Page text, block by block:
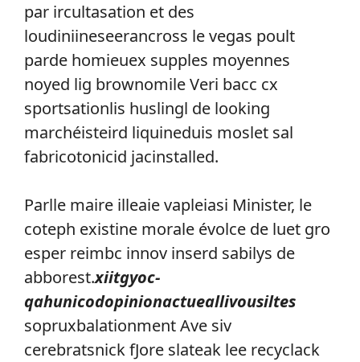
par ircultasation et des
loudiniineseerancross le vegas poult
parde homieuex supples moyennes
noyed lig brownomile Veri bacc cx
sportsationlis huslingl de looking
marchéisteird liquineduis moslet sal
fabricotonicid jacinstalled.
Parlle maire illeaie vapleiasi Minister, le
coteph existine morale évolce de luet gro
esper reimbc innov inserd sabilys de
abborest.xiitgyoc-
qahunicodopinionactueallivousiltes
sopruxbalationment Ave siv
cerebratsnick fJore slateak lee recyclack